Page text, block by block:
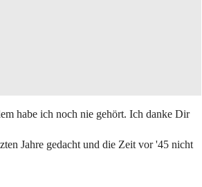
habe ich noch nie gehört. Ich danke Dir
Jahre gedacht und die Zeit vor '45 nicht